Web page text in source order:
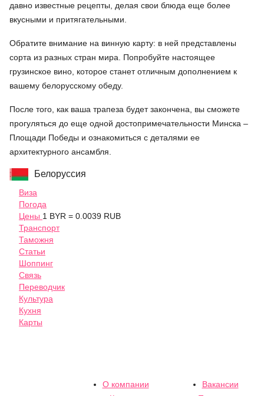
давно известные рецепты, делая свои блюда еще более
вкусными и притягательными.
Обратите внимание на винную карту: в ней представлены
сорта из разных стран мира. Попробуйте настоящее
грузинское вино, которое станет отличным дополнением к
вашему белорусскому обеду.
После того, как ваша трапеза будет закончена, вы сможете
прогуляться до еще одной достопримечательности Минска –
Площади Победы и ознакомиться с деталями ее
архитектурного ансамбля.
Белоруссия
Виза
Погода
Цены 1 BYR = 0.0039 RUB
Транспорт
Таможня
Статьи
Шоппинг
Связь
Переводчик
Культура
Кухня
Карты
О компании
Вакансии